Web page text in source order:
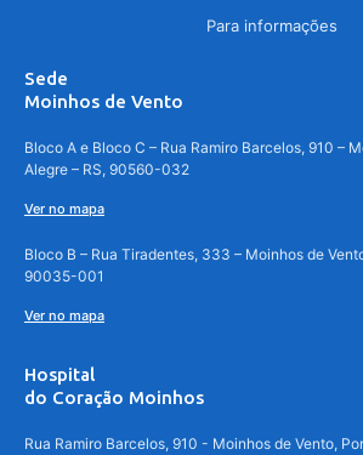
Para informações
Sede
Moinhos de Vento
Bloco A e Bloco C – Rua Ramiro Barcelos, 910 –
Alegre – RS, 90560-032
Ver no mapa
Bloco B – Rua Tiradentes, 333 – Moinhos de
90035-001
Ver no mapa
Hospital
do Coração Moinhos
Rua Ramiro Barcelos, 910 - Moinhos de Vento,